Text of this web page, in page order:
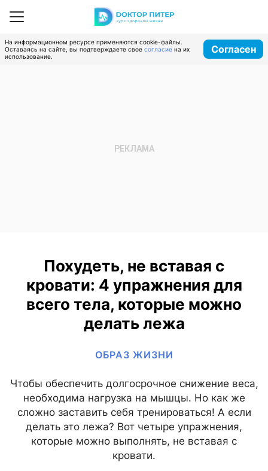
На информационном ресурсе применяются cookie-файлы.
Оставаясь на сайте, вы подтверждаете свое согласие на их
использование.
Согласен
Похудеть, не вставая с
кровати: 4 упражнения для
всего тела, которые можно
делать лежа
ОБРАЗ ЖИЗНИ
Чтобы обеспечить долгосрочное снижение веса,
необходима нагрузка на мышцы. Но как же
сложно заставить себя тренироваться! А если
делать это лежа? Вот четыре упражнения,
которые можно выполнять, не вставая с
кровати.